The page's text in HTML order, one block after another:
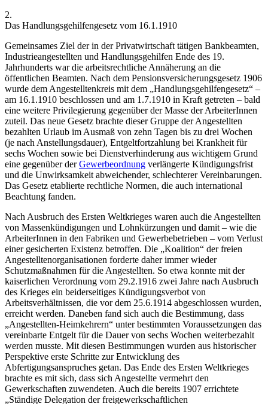
2.
Das Handlungsgehilfengesetz vom 16.1.1910
Gemeinsames Ziel der in der Privatwirtschaft tätigen Bankbeamten,
Industrieangestellten und Handlungsgehilfen Ende des 19.
Jahrhunderts war die arbeitsrechtliche Annäherung an die
öffentlichen Beamten. Nach dem Pensionsversicherungsgesetz 1906
wurde dem Angestelltenkreis mit dem „Handlungsgehilfengesetz“ –
am 16.1.1910 beschlossen und am 1.7.1910 in Kraft getreten – bald
eine weitere Privilegierung gegenüber der Masse der ArbeiterInnen
zuteil. Das neue Gesetz brachte dieser Gruppe der Angestellten
bezahlten Urlaub im Ausmaß von zehn Tagen bis zu drei Wochen
(je nach Anstellungsdauer), Entgeltfortzahlung bei Krankheit für
sechs Wochen sowie bei Dienstverhinderung aus wichtigem Grund
eine gegenüber derGewerbeordnung verlängerte Kündigungsfrist
und die Unwirksamkeit abweichender, schlechterer Vereinbarungen.
Das Gesetz etablierte rechtliche Normen, die auch international
Beachtung fanden.
Nach Ausbruch des Ersten Weltkrieges waren auch die Angestellten
von Massenkündigungen und Lohnkürzungen und damit – wie die
ArbeiterInnen in den Fabriken und Gewerbebetrieben – vom Verlust
einer gesicherten Existenz betroffen. Die „Koalition“ der freien
Angestelltenorganisationen forderte daher immer wieder
Schutzmaßnahmen für die Angestellten. So etwa konnte mit der
kaiserlichen Verordnung vom 29.2.1916 zwei Jahre nach Ausbruch
des Krieges ein beiderseitiges Kündigungsverbot von
Arbeitsverhältnissen, die vor dem 25.6.1914 abgeschlossen wurden,
erreicht werden. Daneben fand sich auch die Bestimmung, dass
„Angestellten-Heimkehrern“ unter bestimmten Voraussetzungen das
vereinbarte Entgelt für die Dauer von sechs Wochen weiterbezahlt
werden musste. Mit diesen Bestimmungen wurden aus historischer
Perspektive erste Schritte zur Entwicklung des
Abfertigungsanspruches getan. Das Ende des Ersten Weltkrieges
brachte es mit sich, dass sich Angestellte vermehrt den
Gewerkschaften zuwendeten. Auch die bereits 1907 errichtete
„Ständige Delegation der freigewerkschaftlichen